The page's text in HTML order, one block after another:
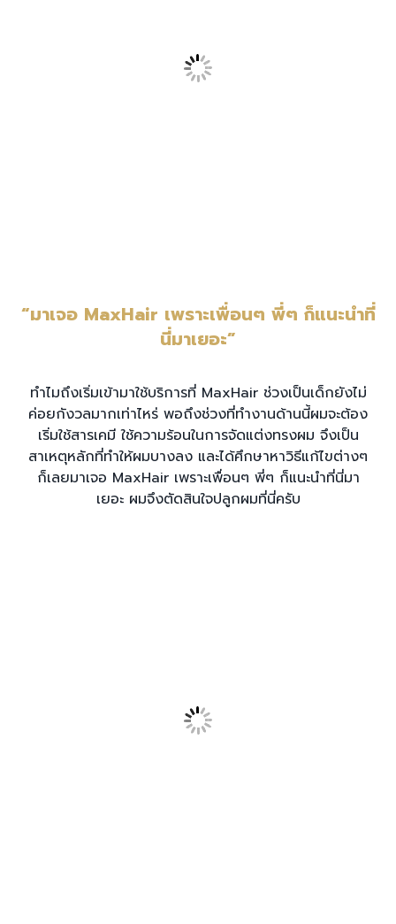
“มาเจอ MaxHair เพราะเพื่อนๆ พี่ๆ ก็แนะนำที่
นี่มาเยอะ”
ทำไมถึงเริ่มเข้ามาใช้บริการที่ MaxHair ช่วงเป็นเด็กยังไม่
ค่อยกังวลมากเท่าไหร่ พอถึงช่วงที่ทำงานด้านนี้ผมจะต้อง
เริ่มใช้สารเคมี ใช้ความร้อนในการจัดแต่งทรงผม จึงเป็น
สาเหตุหลักที่ทำให้ผมบางลง และได้ศึกษาหาวิธีแก้ไขต่างๆ
ก็เลยมาเจอ MaxHair เพราะเพื่อนๆ พี่ๆ ก็แนะนำที่นี่มา
เยอะ ผมจึงตัดสินใจปลูกผมที่นี่ครับ